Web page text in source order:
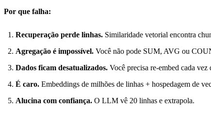
Por que falha:
Recuperação perde linhas. Similaridade vetorial encontra
Agregação é impossível. Você não pode SUM, AVG ou
Dados ficam desatualizados. Você precisa re-embed cada vez
É caro. Embeddings de milhões de linhas + hospedagem de
Alucina com confiança. O LLM vê 20 linhas e extrapola.